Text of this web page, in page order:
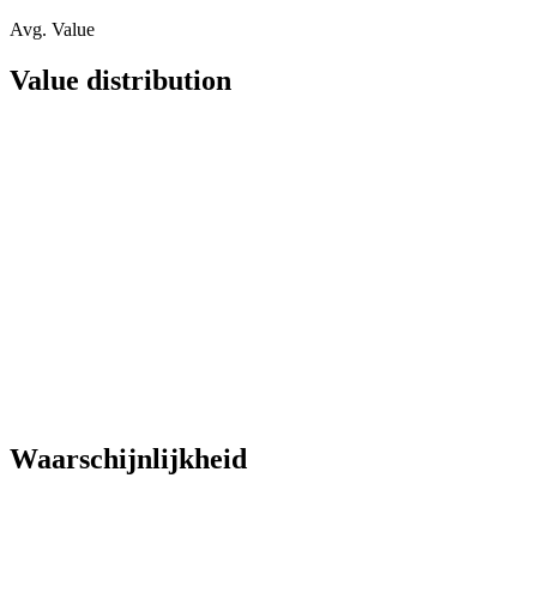
Avg. Value
Value distribution
Waarschijnlijkheid